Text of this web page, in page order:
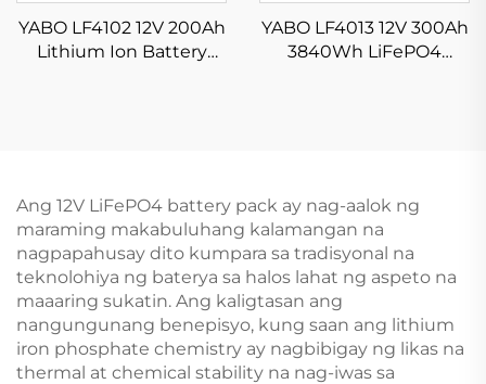
YABO LF4102 12V 200Ah
Lithium Ion Battery
YABO LF4013 12V 300Ah
3840Wh LiFePO4
Ang 12V LiFePO4 battery pack ay nag-aalok ng
maraming makabuluhang kalamangan na
nagpapahusay dito kumpara sa tradisyonal na
teknolohiya ng baterya sa halos lahat ng aspeto na
maaaring sukatin. Ang kaligtasan ang
nangungunang benepisyo, kung saan ang lithium
iron phosphate chemistry ay nagbibigay ng likas na
thermal at chemical stability na nag-iwas sa